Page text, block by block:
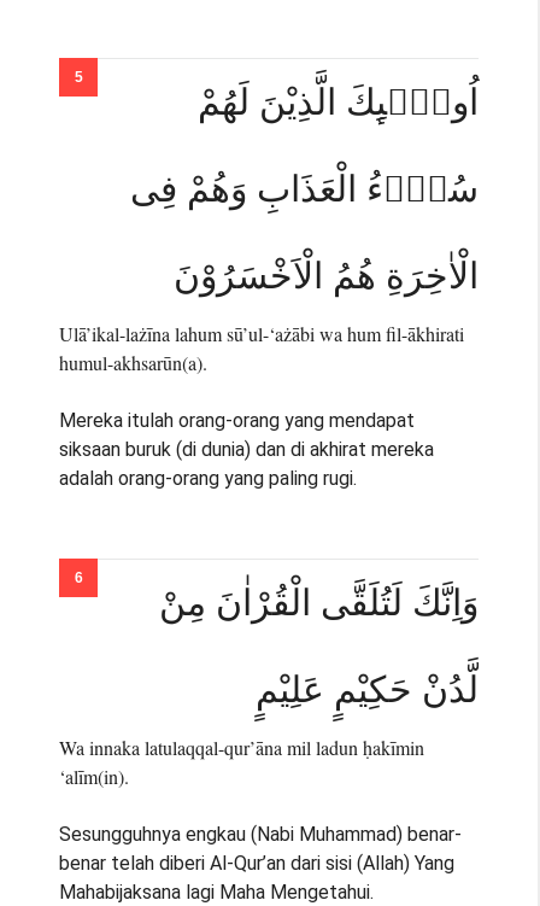
اُولٰۤىِٕكَ الَّذِيْنَ لَهُمْ
سُوْۤءُ الْعَذَابِ وَهُمْ فِى
الْاٰخِرَةِ هُمُ الْاَخْسَرُوْنَ
Ulā’ikal-lażīna lahum sū’ul-‘ażābi wa hum fil-ākhirati
humul-akhsarūn(a).
Mereka itulah orang-orang yang mendapat
siksaan buruk (di dunia) dan di akhirat mereka
adalah orang-orang yang paling rugi.
وَاِنَّكَ لَتُلَقَّى الْقُرْاٰنَ مِنْ
لَّدُنْ حَكِيْمٍ عَلِيْمٍ
Wa innaka latulaqqal-qur’āna mil ladun ḥakīmin
‘alīm(in).
Sesungguhnya engkau (Nabi Muhammad) benar-
benar telah diberi Al-Qur’an dari sisi (Allah) Yang
Mahabijaksana lagi Maha Mengetahui.